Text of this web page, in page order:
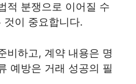
적 분쟁으로 이어질 수
것이 중요합니다.
비하고, 계약 내용은 명
예방은 거래 성공의 필